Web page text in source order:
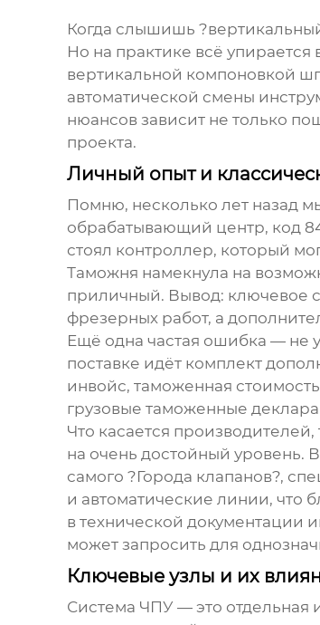
Когда слышишь
Но на практике всё
вертикальной компоновкой
автоматической смены
нюансов зависит не только
проекта.
Личный опыт и
Помню, несколько лет назад
обрабатывающий центр, код
стоял контроллер, который
Таможня намекнула на
приличный. Вывод: ключевое
фрезерных работ, а
Ещё одна частая ошибка — не
поставке идёт комплект
инвойс, таможенная
грузовые таможенные
Что касается
на очень достойный уровень.
самого ?Города клапанов?,
и автоматические линии, что
в технической документации
может запросить для
Ключевые узлы и их
Система ЧПУ — это отдельная